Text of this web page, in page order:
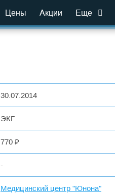
Цены Акции Еще
30.07.2014
ЭКГ
770 ₽
-
Медицинский центр "Юнона"